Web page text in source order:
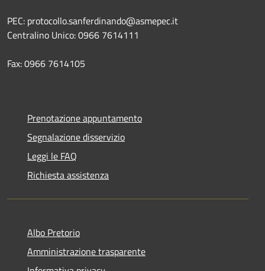
PEC: protocollo.sanferdinando@asmepec.it
Centralino Unico: 0966 7614111
Fax: 0966 7614105
Prenotazione appuntamento
Segnalazione disservizio
Leggi le FAQ
Richiesta assistenza
Albo Pretorio
Amministrazione trasparente